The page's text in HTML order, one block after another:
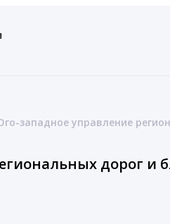
западное управление
дорог и